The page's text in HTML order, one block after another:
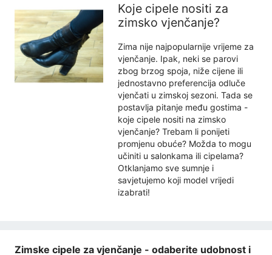
Koje cipele nositi za
zimsko vjenčanje?
Zima nije najpopularnije vrijeme za
vjenčanje. Ipak, neki se parovi
zbog brzog spoja, niže cijene ili
jednostavno preferencija odluče
vjenčati u zimskoj sezoni. Tada se
postavlja pitanje među gostima -
koje cipele nositi na zimsko
vjenčanje? Trebam li ponijeti
promjenu obuće? Možda to mogu
učiniti u salonkama ili cipelama?
Otklanjamo sve sumnje i
savjetujemo koji model vrijedi
izabrati!
Zimske cipele za vjenčanje - odaberite udobnost i